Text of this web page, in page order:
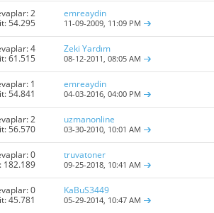
2
54.295
emreaydin
11-09-2009, 11:09 PM
4
61.515
Zeki Yardım
08-12-2011,08:05 AM
1
54.841
emreaydin
04-03-2016,04:00 PM
2
56.570
uzmanonline
03-30-2010, 10:01 AM
0
182.189
truvatoner
09-25-2018, 10:41 AM
0
45.781
KaBuS3449
05-29-2014, 10:47 AM